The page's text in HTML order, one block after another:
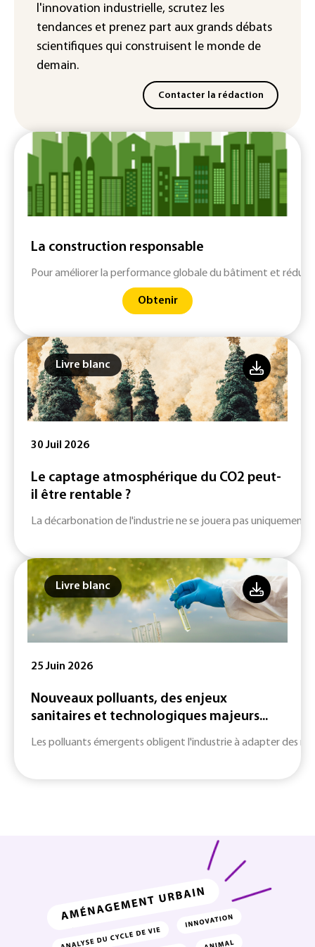
l'innovation industrielle, scrutez les
tendances et prenez part aux grands débats
scientifiques qui construisent le monde de
demain.
Contacter la rédaction
La construction responsable
Pour améliorer la performance globale du bâtiment et
Obtenir
Livre blanc
30 Juil 2026
Le captage atmosphérique du CO2 peut-
il être rentable ?
La décarbonation de l'industrie ne se jouera pas uniquement
Livre blanc
25 Juin 2026
Nouveaux polluants, des enjeux
sanitaires et technologiques majeurs...
Les polluants émergents obligent l'industrie à adapter des